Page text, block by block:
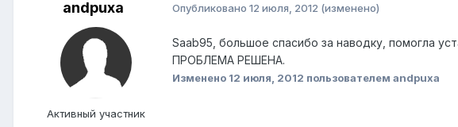
andpuxa
Активный участник
Опубликовано 12 июля, 2012 (изменено)
Saab95, большое спасибо за наводку, помогла
ПРОБЛЕМА РЕШЕНА.
Изменено 12 июля, 2012 пользователем andpuxa